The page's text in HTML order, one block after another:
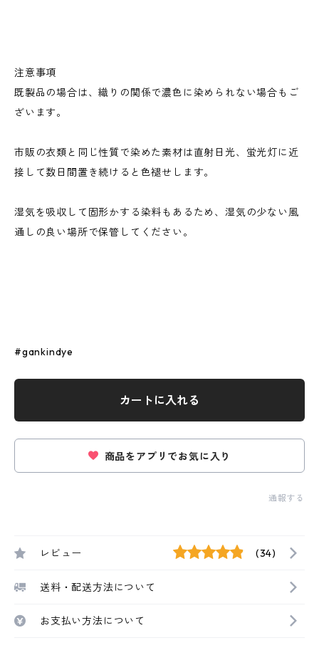
注意事項
既製品の場合は、織りの関係で濃色に染められない場合もご
ざいます。
市販の衣類と同じ性質で染めた素材は直射日光、蛍光灯に近
接して数日間置き続けると色褪せします。
湿気を吸収して固形かする染料もあるため、湿気の少ない風
通しの良い場所で保管してください。
#gankindye
カートに入れる
商品をアプリでお気に入り
通報する
レビュー (34)
送料・配送方法について
お支払い方法について